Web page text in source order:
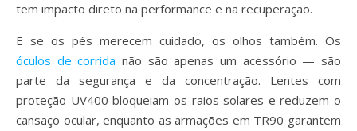
tem impacto direto na performance e na recuperação.
E se os pés merecem cuidado, os olhos também. Os
óculos de corrida não são apenas um acessório — são
parte da segurança e da concentração. Lentes com
proteção UV400 bloqueiam os raios solares e reduzem o
cansaço ocular, enquanto as armações em TR90 garantem